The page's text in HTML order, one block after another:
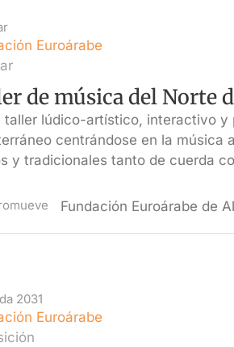
Euroárabe
de música del Norte
taller lúdico-artístico, interactivo
centrándose en la música
y tradicionales tanto de cuerda
Fundación Euroárabe de
2031
Euroárabe